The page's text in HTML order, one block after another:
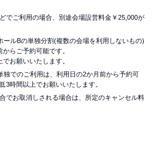
でご利用の場合、別途会場設営料金￥25,000が
ルBの単独分割(複数の会場を利用しないもの)
らご予約可能です。
お願いいたします。
でのご利用は、利用日の2か月前から予約可
3時間以上でお願いいたします。
でお取消しされる場合は、所定のキャンセル料